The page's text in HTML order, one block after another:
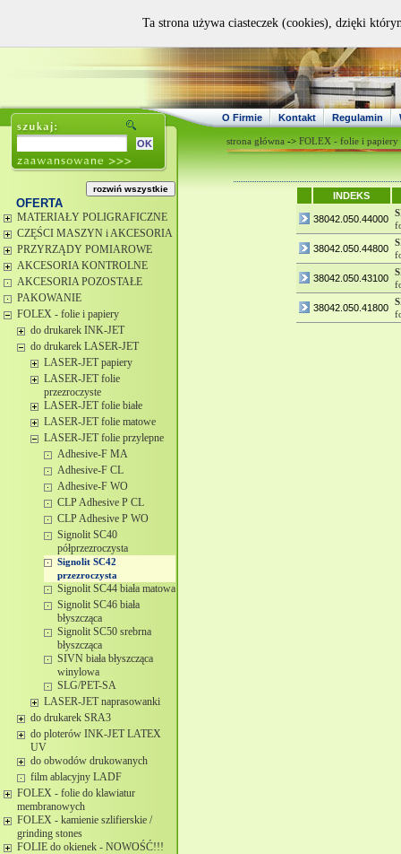
O Firmie Kontakt Regulamin
OFERTA
MATERIAŁY POLIGRAFICZNE
CZĘŚCI MASZYN i AKCESORIA
PRZYRZĄDY POMIAROWE
AKCESORIA KONTROLNE
AKCESORIA POZOSTAŁE
PAKOWANIE
FOLEX - folie i papiery
do drukarek INK-JET
do drukarek LASER-JET
LASER-JET papiery
LASER-JET folie
przezroczyste
LASER-JET folie białe
LASER-JET folie matowe
LASER-JET folie przylepne
Adhesive-F MA
Adhesive-F CL
Adhesive-F WO
CLP Adhesive P CL
CLP Adhesive P WO
Signolit SC40
półprzezroczysta
Signolit SC42
przezroczysta
Signolit SC44 biała matowa
Signolit SC46 biała
błyszcząca
Signolit SC50 srebrna
błyszcząca
SIVN biała błyszcząca
winylowa
SLG/PET-SA
LASER-JET naprasowanki
do drukarek SRA3
do ploterów INK-JET LATEX
UV
do obwodów drukowanych
film ablacyjny LADF
FOLEX - folie do klawiatur
membranowych
FOLEX - kamienie szlifierskie /
grinding stones
FOLIE do okienek - NOWOŚĆ!!!
strona główna -> FOLEX - folie i papiery
INDEKS
38042.050.44000
38042.050.44800
38042.050.43100
38042.050.41800
Ta strona używa ciasteczek (cookies), dzięki